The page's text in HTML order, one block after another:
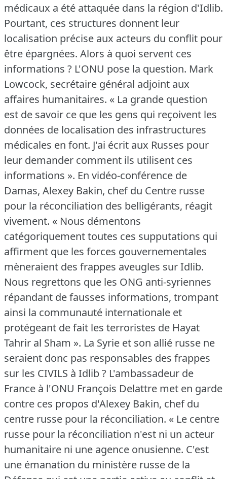
médicaux a été attaquée dans la région d'Idlib.
Pourtant, ces structures donnent leur
localisation précise aux acteurs du conflit pour
être épargnées. Alors à quoi servent ces
informations ? L'ONU pose la question. Mark
Lowcock, secrétaire général adjoint aux
affaires humanitaires. « La grande question
est de savoir ce que les gens qui reçoivent les
données de localisation des infrastructures
médicales en font. J'ai écrit aux Russes pour
leur demander comment ils utilisent ces
informations ». En vidéo-conférence de
Damas, Alexey Bakin, chef du Centre russe
pour la réconciliation des belligérants, réagit
vivement. « Nous démentons
catégoriquement toutes ces supputations qui
affirment que les forces gouvernementales
mèneraient des frappes aveugles sur Idlib.
Nous regrettons que les ONG anti-syriennes
répandant de fausses informations, trompant
ainsi la communauté internationale et
protégeant de fait les terroristes de Hayat
Tahrir al Sham ». La Syrie et son allié russe ne
seraient donc pas responsables des frappes
sur les CIVILS à Idlib ? L'ambassadeur de
France à l'ONU François Delattre met en garde
contre ces propos d'Alexey Bakin, chef du
centre russe pour la réconciliation. « Le centre
russe pour la réconciliation n'est ni un acteur
humanitaire ni une agence onusienne. C'est
une émanation du ministère russe de la